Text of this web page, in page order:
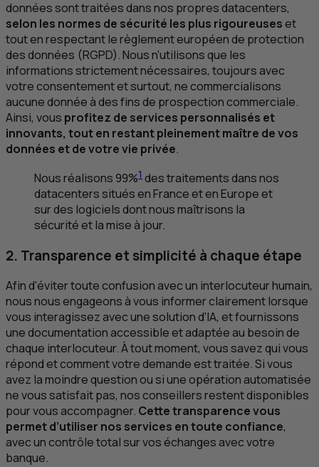
données sont traitées dans nos propres datacenters,
selon les normes de sécurité les plus rigoureuseset
tout en respectant le règlement européen de protection
des données (RGPD). Nous n’utilisons que les
informations strictement nécessaires, toujours avec
votre consentement et surtout, ne commercialisons
aucune donnée à des fins de prospection commerciale.
Ainsi, vous profitez de services personnalisés et
innovants, tout en restant pleinement maître de vos
données et de votre vie privée.
Nous réalisons 99%1 des traitements dans nos
datacenters situés en France et en Europe et
sur des logiciels dont nous maîtrisons la
sécurité et la mise à jour.
2. Transparence et simplicité à chaque étape
Afin d’éviter toute confusion avec un interlocuteur humain,
nous nous engageons à vous informer clairement lorsque
vous interagissez avec une solution d’IA, et fournissons
une documentation accessible et adaptée au besoin de
chaque interlocuteur. À tout moment, vous savez qui vous
répond et comment votre demande est traitée. Si vous
avez la moindre question ou si une opération automatisée
ne vous satisfait pas, nos conseillers restent disponibles
pour vous accompagner. Cette transparence vous
permet d’utiliser nos services en toute confiance,
avec un contrôle total sur vos échanges avec votre
banque.